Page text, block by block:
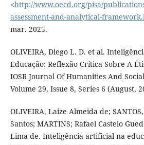
<http://www.oecd.org/pisa/
assessment-and-analytical-
mar. 2025.
OLIVEIRA, Diego L. D. et al.
Educação: Reflexão Crítica Sobre A
IOSR Journal Of Humanities And Social
Volume 29, Issue 8, Series 6 (August,
OLIVEIRA, Laize Almeida de;
Santos; MARTINS; Rafael Castelo
Lima de. Inteligência artificial na